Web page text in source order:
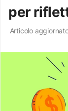
per
Articolo